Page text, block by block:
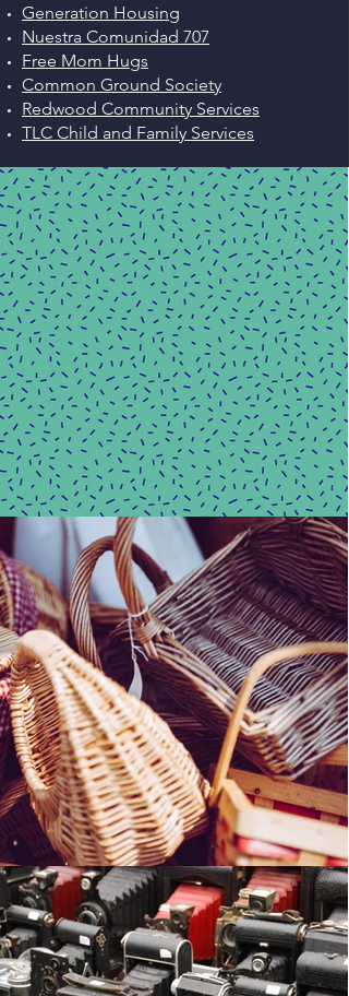
Generation Housing
Nuestra Comunidad 707
Free Mom Hugs
Common Ground Society
Redwood Community Services
TLC Child and Family Services